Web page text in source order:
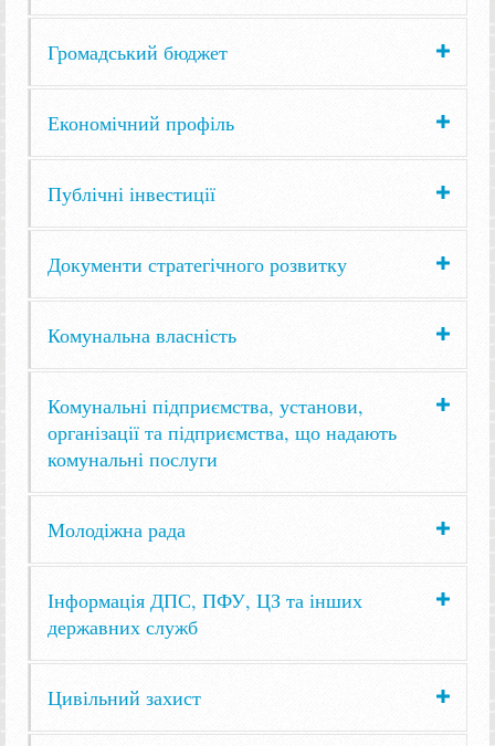
Громадський бюджет
Економічний профіль
Публічні інвестиції
Документи стратегічного розвитку
Комунальна власність
Комунальні підприємства, установи,
організації та підприємства, що надають
комунальні послуги
Молодіжна рада
Інформація ДПС, ПФУ, ЦЗ та інших
державних служб
Цивільний захист